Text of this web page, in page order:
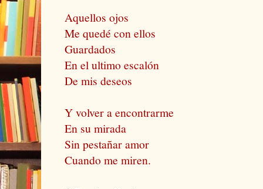
Aquellos ojos
Me quedé con ellos
Guardados
En el ultimo escalón
De mis deseos
Y volver a encontrarme
En su mirada
Sin pestañar amor
Cuando me miren.